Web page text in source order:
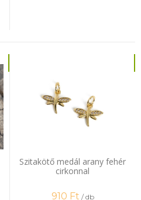
Szitakötő medál arany fehér
cirkonnal
910 Ft / db